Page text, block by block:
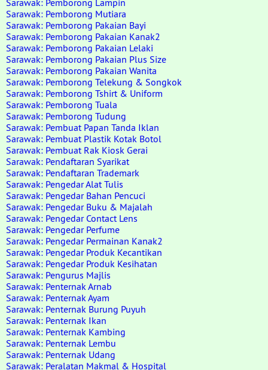
Sarawak: Pemborong Lampin
Sarawak: Pemborong Mutiara
Sarawak: Pemborong Pakaian Bayi
Sarawak: Pemborong Pakaian Kanak2
Sarawak: Pemborong Pakaian Lelaki
Sarawak: Pemborong Pakaian Plus Size
Sarawak: Pemborong Pakaian Wanita
Sarawak: Pemborong Telekung & Songkok
Sarawak: Pemborong Tshirt & Uniform
Sarawak: Pemborong Tuala
Sarawak: Pemborong Tudung
Sarawak: Pembuat Papan Tanda Iklan
Sarawak: Pembuat Plastik Kotak Botol
Sarawak: Pembuat Rak Kiosk Gerai
Sarawak: Pendaftaran Syarikat
Sarawak: Pendaftaran Trademark
Sarawak: Pengedar Alat Tulis
Sarawak: Pengedar Bahan Pencuci
Sarawak: Pengedar Buku & Majalah
Sarawak: Pengedar Contact Lens
Sarawak: Pengedar Perfume
Sarawak: Pengedar Permainan Kanak2
Sarawak: Pengedar Produk Kecantikan
Sarawak: Pengedar Produk Kesihatan
Sarawak: Pengurus Majlis
Sarawak: Penternak Arnab
Sarawak: Penternak Ayam
Sarawak: Penternak Burung Puyuh
Sarawak: Penternak Ikan
Sarawak: Penternak Kambing
Sarawak: Penternak Lembu
Sarawak: Penternak Udang
Sarawak: Peralatan Makmal & Hospital